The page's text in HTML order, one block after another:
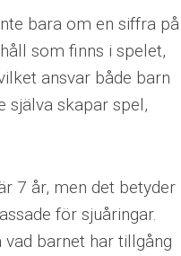
bara om en siffra på
som finns i spelet,
ansvar både barn
själva skapar spel,
7 år, men det betyder
för sjuåringar.
barnet har tillgång